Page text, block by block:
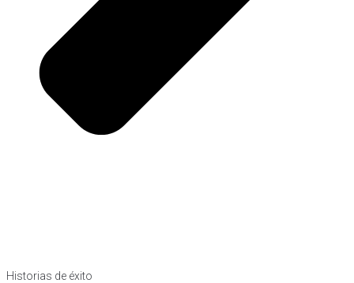
Historias de éxito